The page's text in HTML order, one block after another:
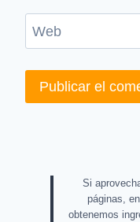
Web
Si
páginas,
obtenemos